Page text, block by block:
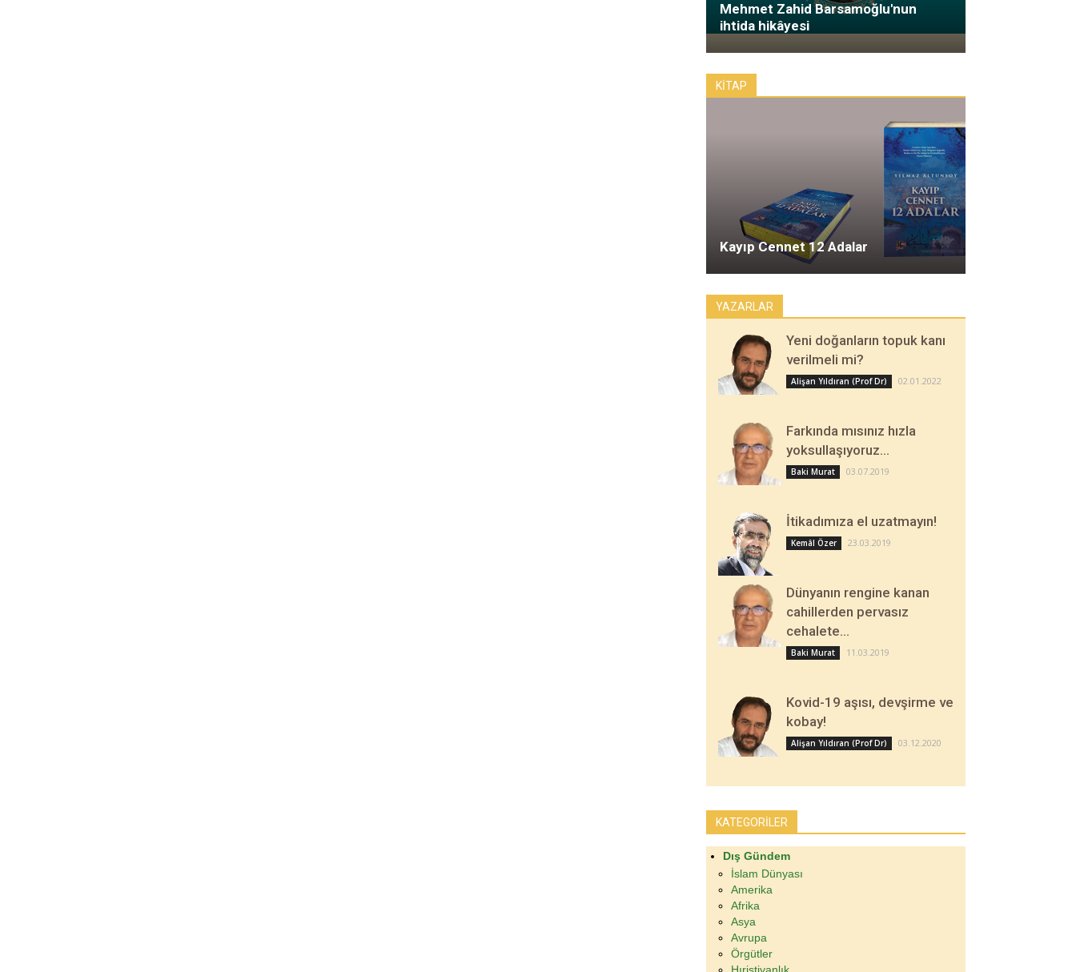
Mehmet Zahid Barsamoğlu'nun
ihtida hikâyesi
KİTAP
Kayıp Cennet 12 Adalar
YAZARLAR
Yeni doğanların topuk kanı
verilmeli mi?
Alişan Yıldıran (Prof Dr) 02.01.2022
Farkında mısınız hızla
yoksullaşıyoruz…
Baki Murat 03.07.2019
İtikadımıza el uzatmayın!
Kemâl Özer 23.03.2019
Dünyanın rengine kanan
cahillerden pervasız
cehalete…
Baki Murat 11.03.2019
Kovid-19 aşısı, devşirme ve
kobay!
Alişan Yıldıran (Prof Dr) 03.12.2020
KATEGORİLER
Dış Gündem
İslam Dünyası
Amerika
Afrika
Asya
Avrupa
Örgütler